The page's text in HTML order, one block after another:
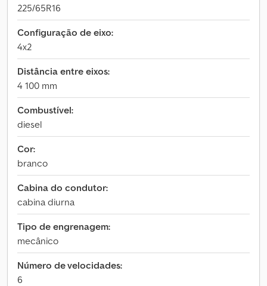
225/65R16
Configuração de eixo:
4x2
Distância entre eixos:
4 100 mm
Combustível:
diesel
Cor:
branco
Cabina do condutor:
cabina diurna
Tipo de engrenagem:
mecânico
Número de velocidades:
6